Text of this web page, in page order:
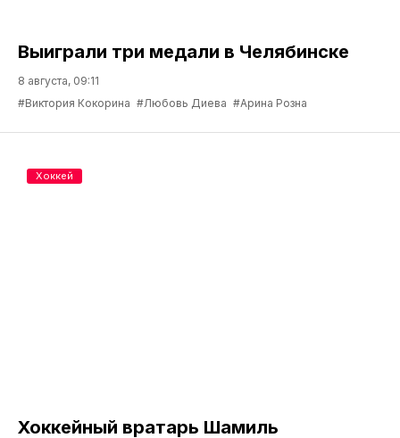
Выиграли три медали в Челябинске
8 августа, 09:11
#Виктория Кокорина #Любовь Диева #Арина Розна
Хоккейный вратарь Шамиль
Хоккей